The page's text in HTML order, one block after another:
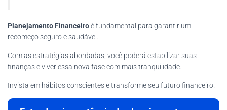
Planejamento Financeiroé fundamental para garantir um
recomeço seguro e saudável.
Com as estratégias abordadas, você poderá estabilizar suas
finanças e viver essa nova fase com mais tranquilidade.
Invista em hábitos conscientes e transforme seu futuro financeiro.